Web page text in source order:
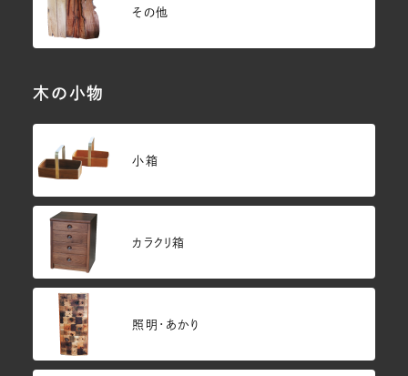
その他
木の小物
小箱
カラクリ箱
照明・あかり